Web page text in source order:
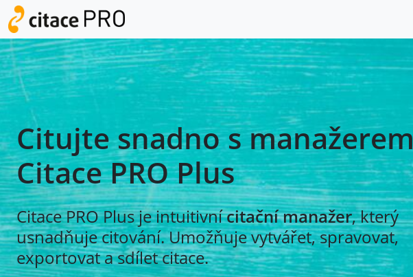
Citujte snadno s manažerem
Citace PRO Plus
Citace PRO Plus je intuitivnícitační manažer, který
usnadňuje citování. Umožňuje vytvářet, spravovat,
exportovat a sdílet citace.